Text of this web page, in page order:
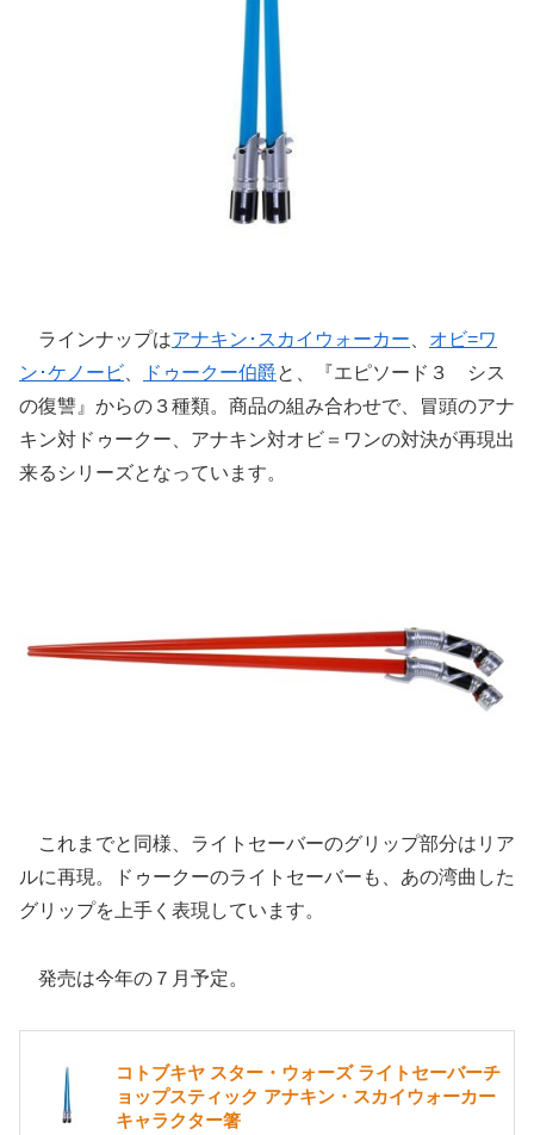
ラインナップはアナキン･スカイウォーカー
オビ=ワ
ン･ケノービ
ドゥークー伯爵と、『エピソード３ シス
の復讐』からの３種類。商品の組み合わせで、冒頭のアナ
キン対ドゥークー、アナキン対オビ＝ワンの対決が再現出
来るシリーズとなっています。
これまでと同様、ライトセーバーのグリップ部分はリア
ルに再現。ドゥークーのライトセーバーも、あの湾曲した
グリップを上手く表現しています。
発売は今年の７月予定。
コトブキヤ スター・ウォーズ ライトセーバーチ
ョップスティック アナキン・スカイウォーカー
キャラクター箸